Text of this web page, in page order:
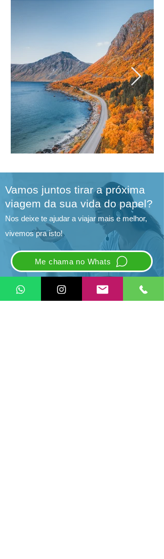
Vamos juntos tirar a próxima
viagem da sua vida do papel?
Nos deixe te ajudar a viajar mais e melhor,
vivemos pra isto!
Me chama no Whats